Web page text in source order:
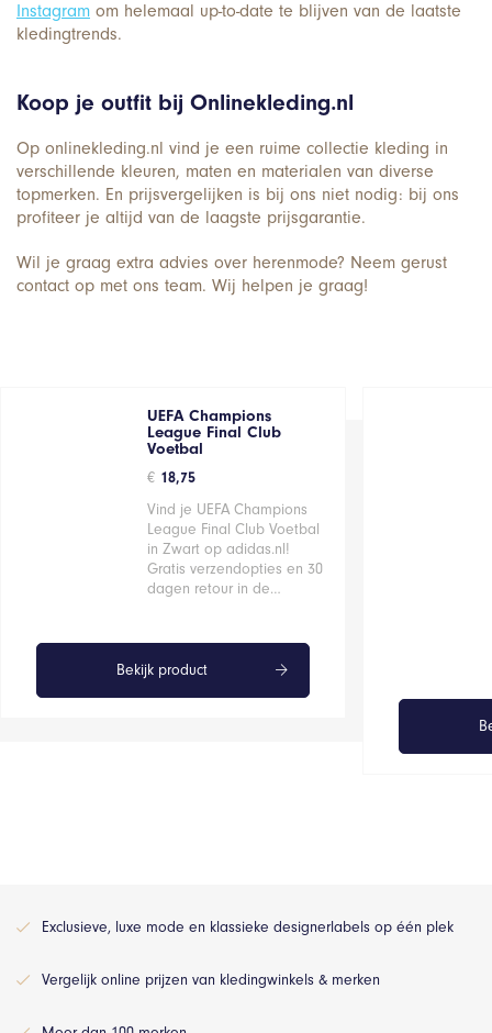
Instagram om helemaal up-to-date te blijven van de laatste
kledingtrends.
Koop je outfit bij Onlinekleding.nl
Op onlinekleding.nl vind je een ruime collectie kleding in
verschillende kleuren, maten en materialen van diverse
topmerken. En prijsvergelijken is bij ons niet nodig: bij ons
profiteer je altijd van de laagste prijsgarantie.
Wil je graag extra advies over herenmode? Neem gerust
contact op met ons team. Wij helpen je graag!
UEFA Champions
League Final Club
Voetbal
€ 18,75
Vind je UEFA Champions
League Final Club Voetbal
in Zwart op adidas.nl!
Gratis verzendopties en 30
dagen retour in de…
Bekijk product
Exclusieve, luxe mode en klassieke designerlabels op één plek
Vergelijk online prijzen van kledingwinkels & merken